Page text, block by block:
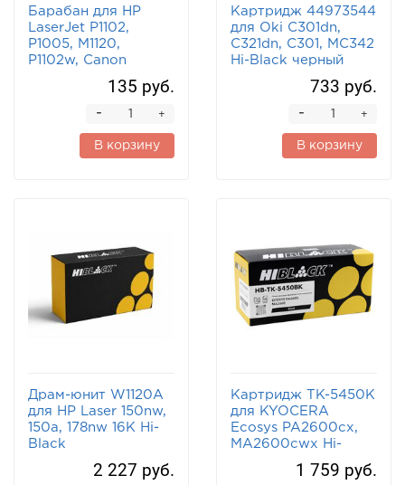
Барабан для HP
LaserJet P1102,
P1005, M1120,
P1102w, Canon
Black Long Life135 руб.
+
-
В корзину
Картридж 44973544
для Oki C301dn,
C321dn, C301, MC342
Hi-Black черный
733 руб.
+
-
В корзину
Драм-юнит W1120A
для HP Laser 150nw,
150a, 178nw 16K Hi-
Black
2 227 руб.
Картридж TK-5450K
для KYOCERA
Ecosys PA2600cx,
MA2600cwx Hi-
1 759 руб.